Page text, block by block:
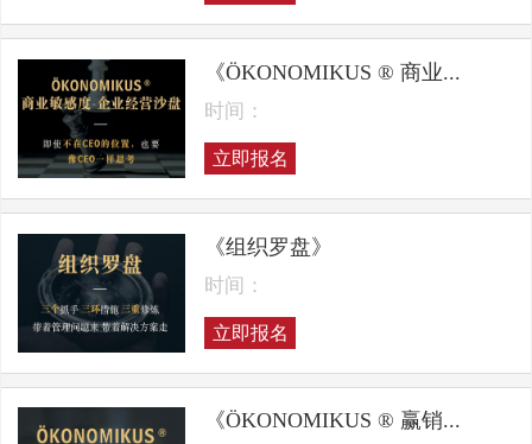
《ÖKONOMIKUS ® 商业...
时间：
立即报名
《组织罗盘》
时间：
立即报名
《ÖKONOMIKUS ® 赢销...